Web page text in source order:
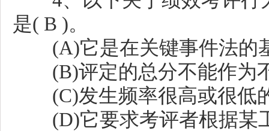
是( B )。
(A)它是在关键事件法的
(B)评定的总分不能作为
(C)发生频率很高或很低
(D)它要求考评者根据某